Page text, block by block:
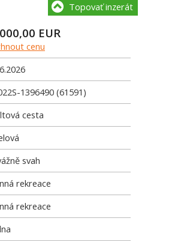
Topovať inzerát
EUR
cenu
1396490 (61591)
cesta
svah
rekreace
rekreace